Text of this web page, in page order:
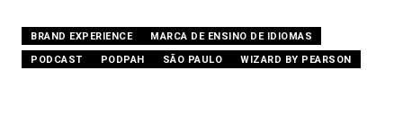
BRAND EXPERIENCE
MARCA DE ENSINO DE IDIOMAS
PODCAST
PODPAH SÃO PAULO WIZARD BY PEARSON